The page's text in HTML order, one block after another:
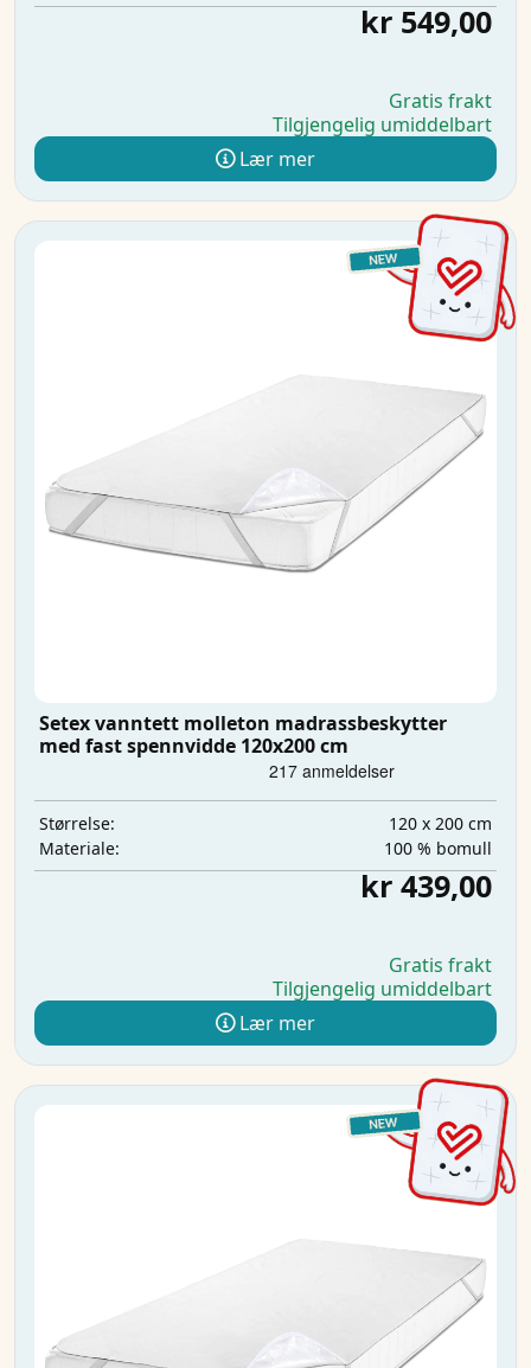
kr 549,00
Gratis frakt
Tilgjengelig umiddelbart
Lær mer
Setex vanntett molleton madrassbeskytter
med fast spennvidde 120x200 cm
Størrelse:
120 x 200 cm
Materiale:
100 % bomull
kr 439,00
Gratis frakt
Tilgjengelig umiddelbart
Lær mer